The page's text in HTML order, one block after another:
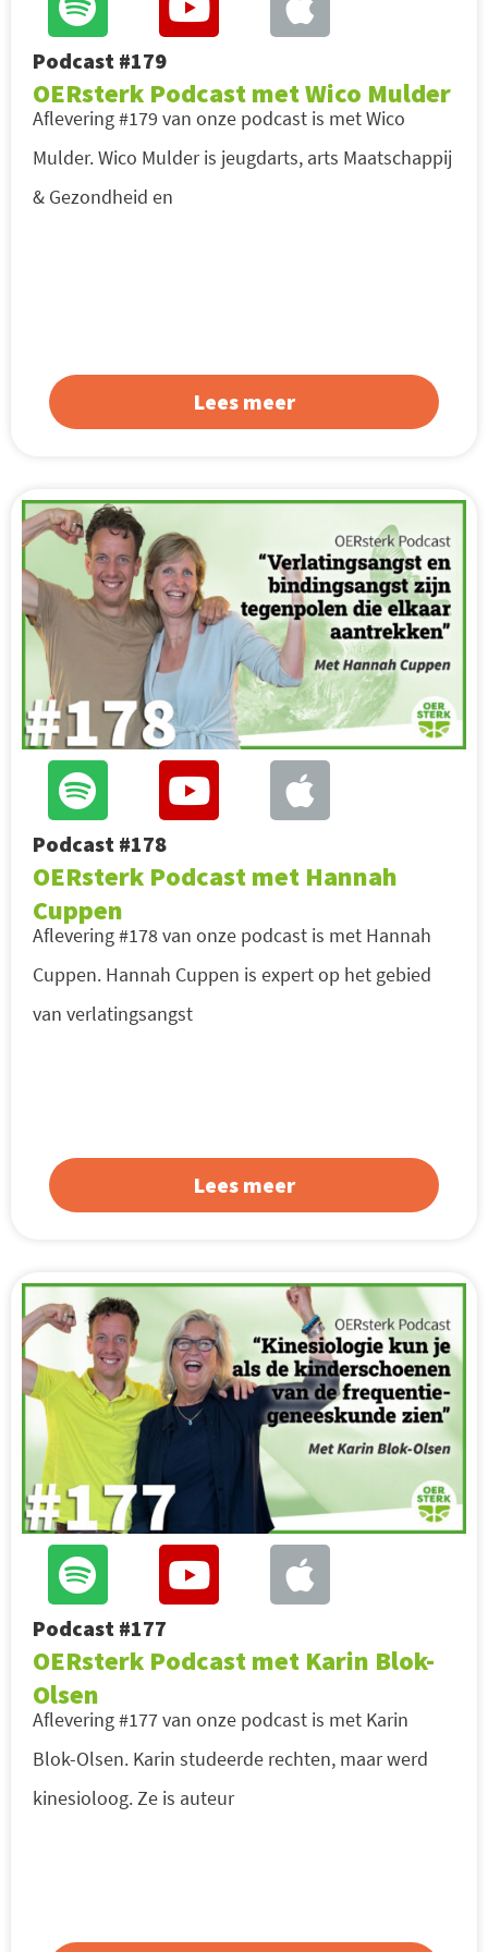
Podcast #179
OERsterk Podcast met Wico Mulder
Aflevering #179 van onze podcast is met Wico
Mulder. Wico Mulder is jeugdarts, arts Maatschappij
& Gezondheid en
Lees meer
Podcast #178
OERsterk Podcast met Hannah
Cuppen
Aflevering #178 van onze podcast is met Hannah
Cuppen. Hannah Cuppen is expert op het gebied
van verlatingsangst
Lees meer
Podcast #177
OERsterk Podcast met Karin Blok-
Olsen
Aflevering #177 van onze podcast is met Karin
Blok-Olsen. Karin studeerde rechten, maar werd
kinesioloog. Ze is auteur